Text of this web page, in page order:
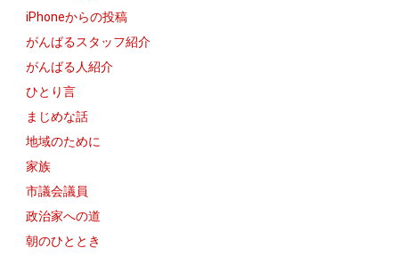
iPhoneからの投稿
がんばるスタッフ紹介
がんばる人紹介
ひとり言
まじめな話
地域のために
家族
市議会議員
政治家への道
朝のひととき